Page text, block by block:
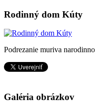
Rodinný dom Kúty
Podrezanie muriva
Galéria obrázkov